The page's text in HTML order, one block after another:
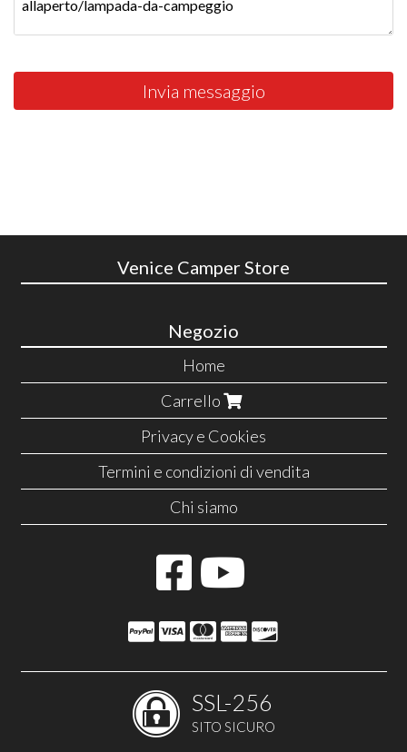
Invia messaggio
Venice Camper Store
Negozio
Home
Carrello
Privacy e Cookies
Termini e condizioni di vendita
Chi siamo
SSL-256
SITO SICURO